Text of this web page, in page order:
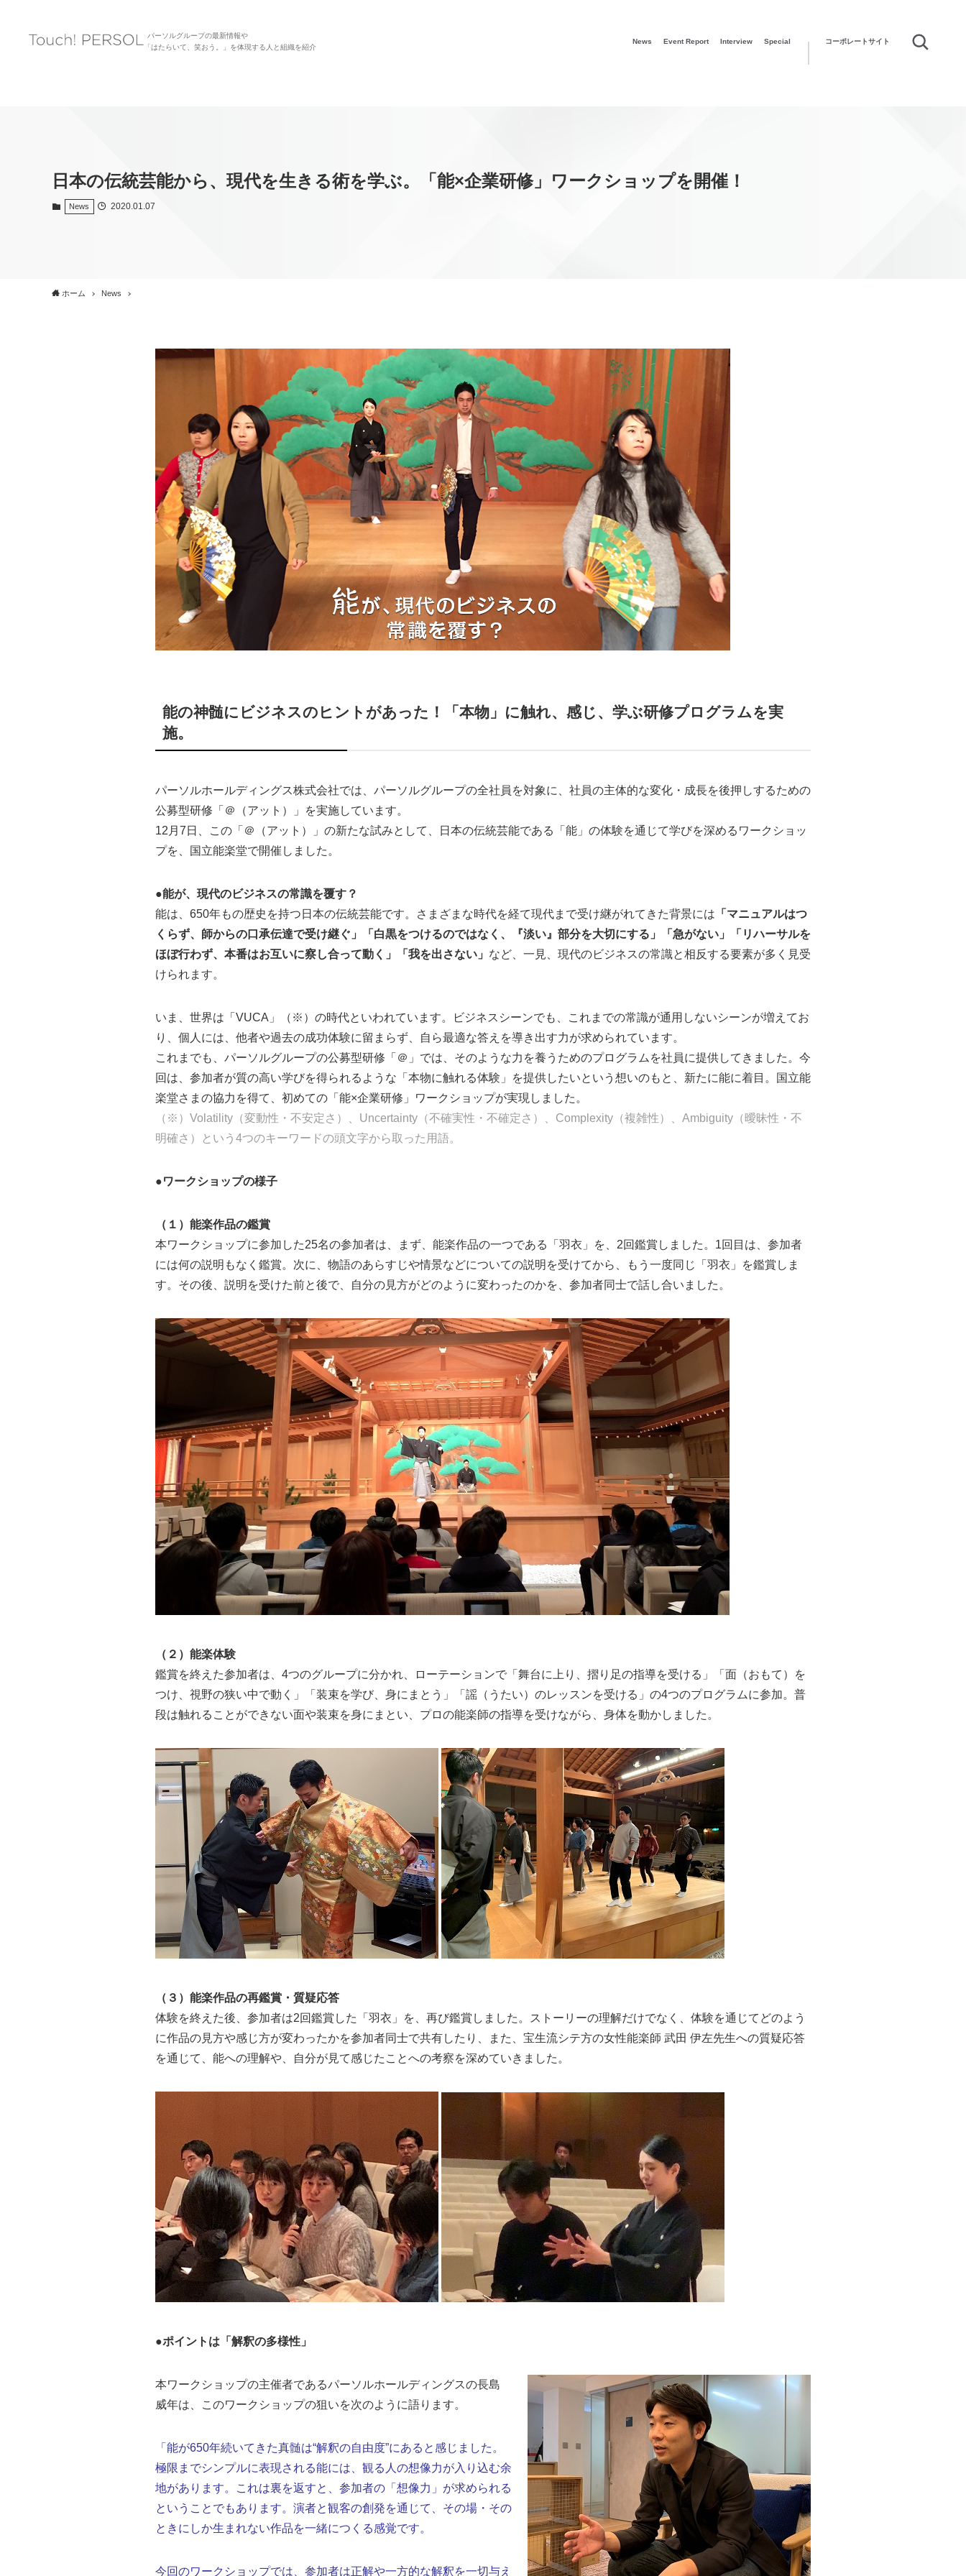
パーソルグループの最新情報や
「はたらいて、笑おう。」を体現する人と組織を紹介
News Event Report Interview Special コーポレートサイト
日本の伝統芸能から、現代を生きる術を学ぶ。「能×企業研修」ワークショップを開催！
News 2020.01.07
ホーム News
能の神髄にビジネスのヒントがあった！「本物」に触れ、感じ、学ぶ研修プログラムを実
施。
パーソルホールディングス株式会社では、パーソルグループの全社員を対象に、社員の主体的な変化・成長を後押しするための
公募型研修「＠（アット）」を実施しています。
12月7日、この「＠（アット）」の新たな試みとして、日本の伝統芸能である「能」の体験を通じて学びを深めるワークショッ
プを、国立能楽堂で開催しました。
●能が、現代のビジネスの常識を覆す？
能は、650年もの歴史を持つ日本の伝統芸能です。さまざまな時代を経て現代まで受け継がれてきた背景には 「マニュアルはつ
くらず、師からの口承伝達で受け継ぐ」「白黒をつけるのではなく、『淡い』部分を大切にする」「急がない」「リハーサルを
ほぼ行わず、本番はお互いに察し合って動く」「我を出さない」 など、一見、現代のビジネスの常識と相反する要素が多く見受
けられます。
いま、世界は「VUCA」（※）の時代といわれています。ビジネスシーンでも、これまでの常識が通用しないシーンが増えてお
り、個人には、他者や過去の成功体験に留まらず、自ら最適な答えを導き出す力が求められています。
これまでも、パーソルグループの公募型研修「＠」では、そのような力を養うためのプログラムを社員に提供してきました。今
回は、参加者が質の高い学びを得られるような「本物に触れる体験」を提供したいという想いのもと、新たに能に着目。国立能
楽堂さまの協力を得て、初めての「能×企業研修」ワークショップが実現しました。
（※）Volatility（変動性・不安定さ）、Uncertainty（不確実性・不確定さ）、Complexity（複雑性）、Ambiguity（曖昧性・不
明確さ）という4つのキーワードの頭文字から取った用語。
●ワークショップの様子
（１）能楽作品の鑑賞
本ワークショップに参加した25名の参加者は、まず、能楽作品の一つである「羽衣」を、2回鑑賞しました。1回目は、参加者
には何の説明もなく鑑賞。次に、物語のあらすじや情景などについての説明を受けてから、もう一度同じ「羽衣」を鑑賞しま
す。その後、説明を受けた前と後で、自分の見方がどのように変わったのかを、参加者同士で話し合いました。
（２）能楽体験
鑑賞を終えた参加者は、4つのグループに分かれ、ローテーションで「舞台に上り、摺り足の指導を受ける」「面（おもて）を
つけ、視野の狭い中で動く」「装束を学び、身にまとう」「謡（うたい）のレッスンを受ける」の4つのプログラムに参加。普
段は触れることができない面や装束を身にまとい、プロの能楽師の指導を受けながら、身体を動かしました。
（３）能楽作品の再鑑賞・質疑応答
体験を終えた後、参加者は2回鑑賞した「羽衣」を、再び鑑賞しました。ストーリーの理解だけでなく、体験を通じてどのよう
に作品の見方や感じ方が変わったかを参加者同士で共有したり、また、宝生流シテ方の女性能楽師 武田 伊左先生への質疑応答
を通じて、能への理解や、自分が見て感じたことへの考察を深めていきました。
●ポイントは「解釈の多様性」
本ワークショップの主催者であるパーソルホールディングスの長島
威年は、このワークショップの狙いを次のように語ります。
「能が650年続いてきた真髄は“解釈の自由度”にあると感じました。
極限までシンプルに表現される能には、観る人の想像力が入り込む余
地があります。これは裏を返すと、参加者の「想像力」が求められる
ということでもあります。演者と観客の創発を通じて、その場・その
ときにしか生まれない作品を一緒につくる感覚です。
今回のワークショップでは、参加者は正解や一方的な解釈を一切与え